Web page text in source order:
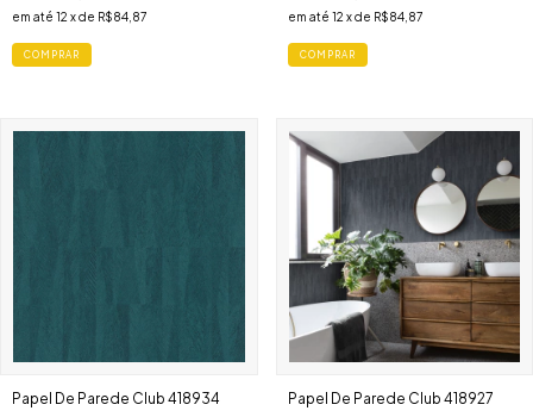
em até 12 x de R$84,87 em até 12 x de R$84,87
Papel De Parede Club 418934 Papel De Parede Club 418927